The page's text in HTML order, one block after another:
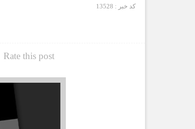
کد خبر : 13528
Rate this post